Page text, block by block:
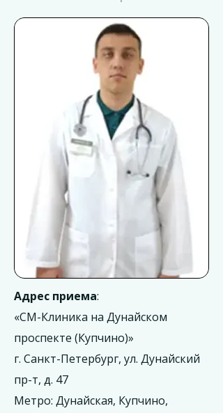
Адрес приема:
«СМ-Клиника на Дунайском
проспекте (Купчино)»
г. Санкт-Петербург, ул. Дунайский
пр-т, д. 47
Метро: Дунайская, Купчино,